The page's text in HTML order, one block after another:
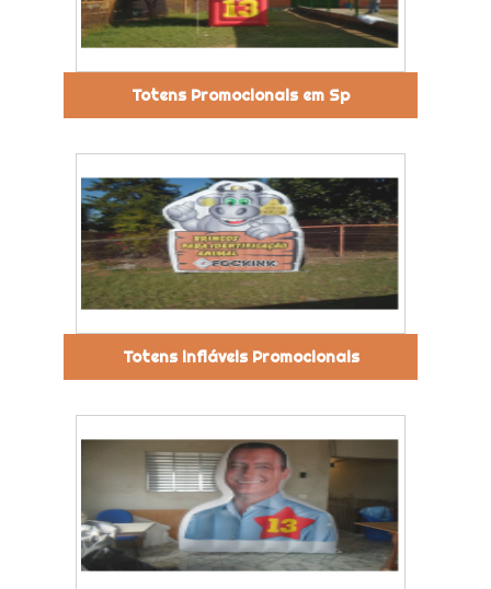
Totens Promocionais em Sp
Totens infláveis Promocionais